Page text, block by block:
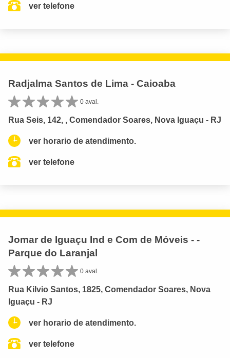
ver telefone
Radjalma Santos de Lima - Caioaba
0 aval.
Rua Seis, 142, , Comendador Soares, Nova Iguaçu - RJ
ver horario de atendimento.
ver telefone
Jomar de Iguaçu Ind e Com de Móveis - -
Parque do Laranjal
0 aval.
Rua Kilvio Santos, 1825, Comendador Soares, Nova
Iguaçu - RJ
ver horario de atendimento.
ver telefone